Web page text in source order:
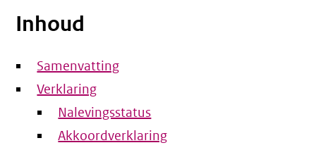
Inhoud
Samenvatting
Verklaring
Nalevingsstatus
Akkoordverklaring